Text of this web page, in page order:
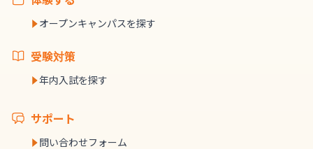
オープンキャンパスを探す
受験対策
年内入試を探す
サポート
問い合わせフォーム